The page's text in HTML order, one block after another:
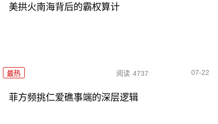
美拱火南海背后的霸权算计
最热 阅读 4737 07-22
菲方频挑仁爱礁事端的深层逻辑